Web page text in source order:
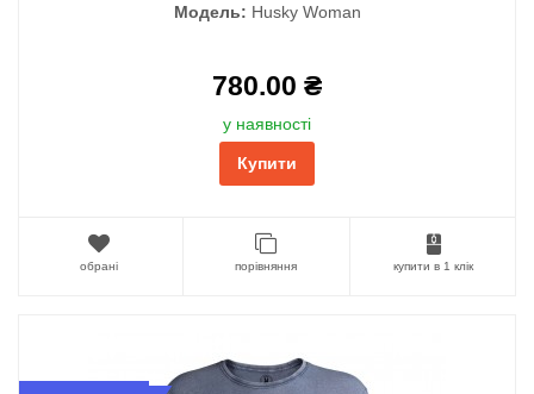
Модель: Husky Woman
780.00 ₴
у наявності
Купити
обрані порівняння купити в 1 клік